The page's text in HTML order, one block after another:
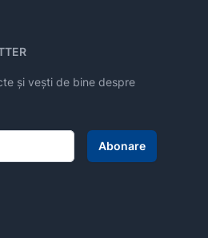
și vești de bine despre
Abonare